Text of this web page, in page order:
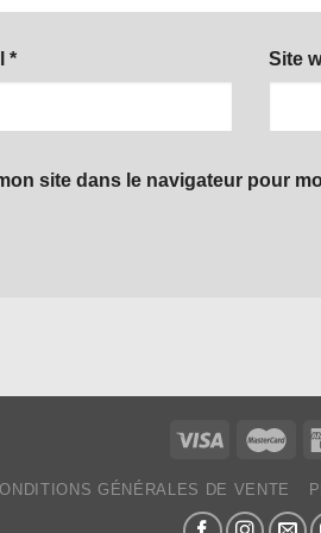
* Site
site dans le navigateur pour
GÉNÉRALES DE VENTE